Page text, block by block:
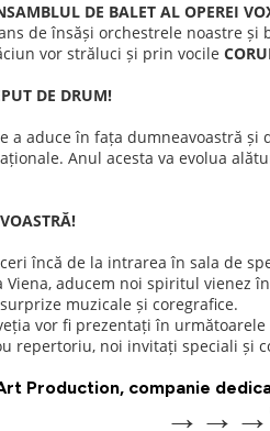
DE BALET AL OPEREI
de însăși orchestrele noastre și
vor străluci și prin vocile
DE DRUM!
aduce în fața dumneavoastră
Anul acesta va evolua
încă de la intrarea în sala de
aducem noi spiritul vienez
muzicale și coregrafice.
vor fi prezentați în
repertoriu, noi invitați speciali și
Production, companie
→→→